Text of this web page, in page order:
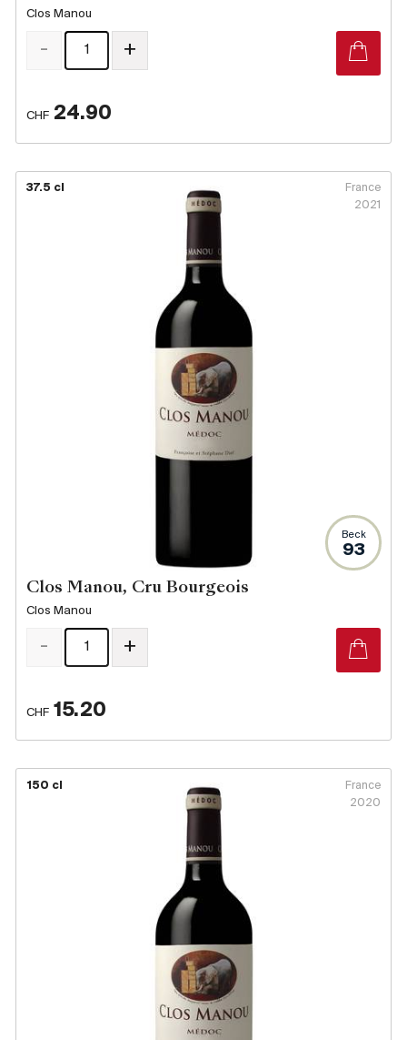
Clos Manou
CHF 24.90
- +
37.5 cl
France
2021
Beck
93
Clos Manou, Cru Bourgeois
Clos Manou
CHF 15.20
- +
150 cl
France
2020